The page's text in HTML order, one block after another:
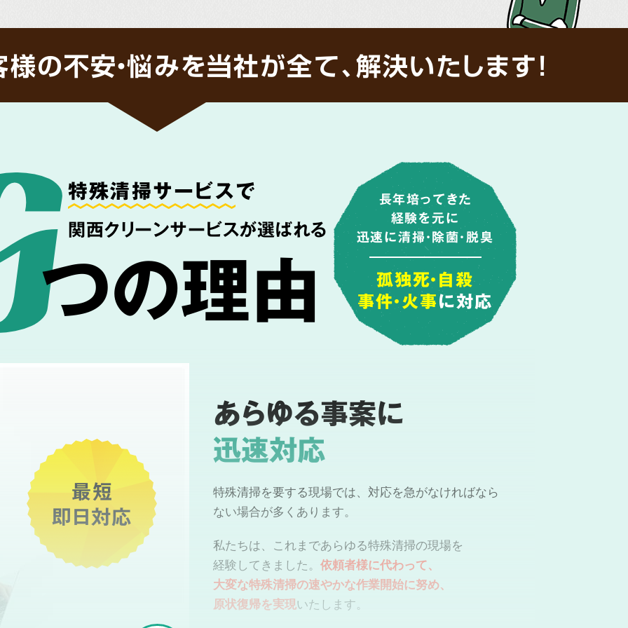
の不安・悩みを当社が全て、解決いたします!
特殊清掃サービスで
関西クリーンサービスが選ばれる
つの理由
長年培ってきた
経験を元に
迅速に清掃・除菌・脱臭
孤独死・自殺
事件・火事に対応
最短
即日対応
あらゆる事案に
迅速対応
特殊清掃を要する現場では、対応を急がなければなら
ない場合が多くあります。
私たちは、これまであらゆる特殊清掃の現場を
経験してきました。 依頼者様に代わって、
大変な特殊清掃の速やかな作業開始に努め、
原状復帰を実現いたします。